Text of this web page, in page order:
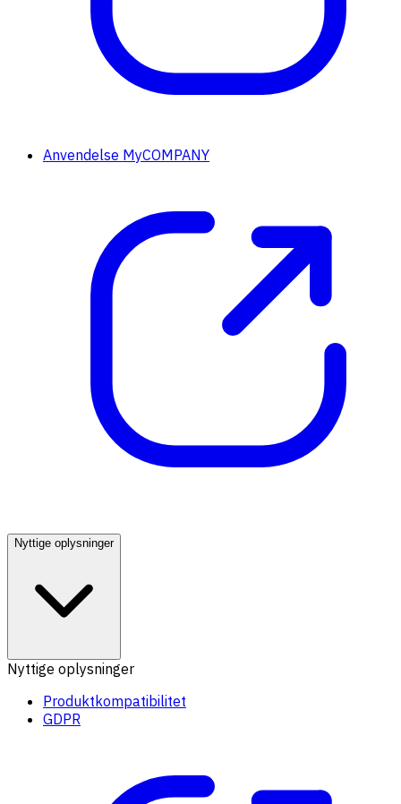
Anvendelse MyCOMPANY
Nyttige oplysninger
Nyttige oplysninger
Produktkompatibilitet
GDPR